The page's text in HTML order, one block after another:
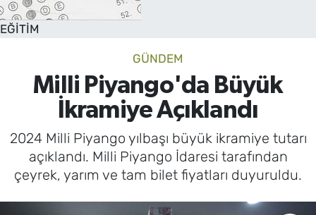
EĞİTİM
GÜNDEM
Milli Piyango'da Büyük
İkramiye Açıklandı
2024 Milli Piyango yılbaşı büyük ikramiye tutarı
açıklandı. Milli Piyango İdaresi tarafından
çeyrek, yarım ve tam bilet fiyatları duyuruldu.